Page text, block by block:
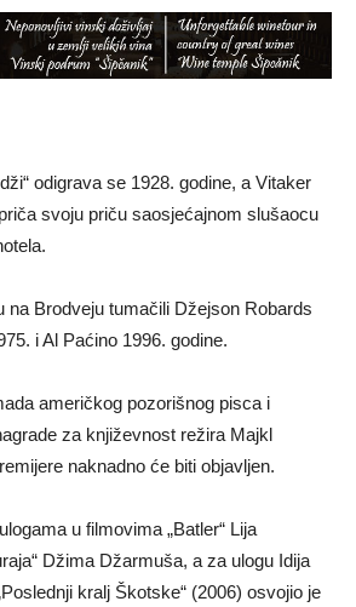
odigrava se 1928. godine, a Vitaker
svoju priču saosjećajnom slušaocu
na Brodveju tumačili Džejson Robards
i Al Paćino 1996. godine.
američkog pozorišnog pisca i
za književnost režira Majkl
naknadno će biti objavljen.
u filmovima „Batler“ Lija
Džima Džarmuša, a za ulogu Idija
kralj Škotske“ (2006) osvojio je